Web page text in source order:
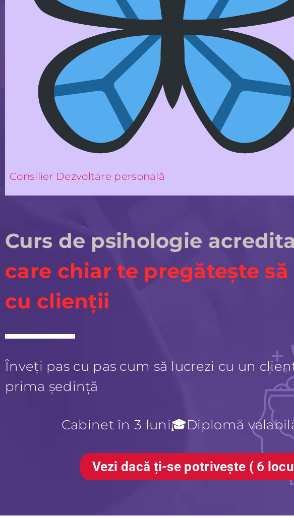
Consilier Dezvoltare personală
Curs de psihologie
care chiar te pregătește
cu clienții
Înveți pas cu pas cum să lucrezi cu un
prima ședință
Cabinet în 3 luni🎓Diplomă
Vezi dacă ți-se potrivește ( 6